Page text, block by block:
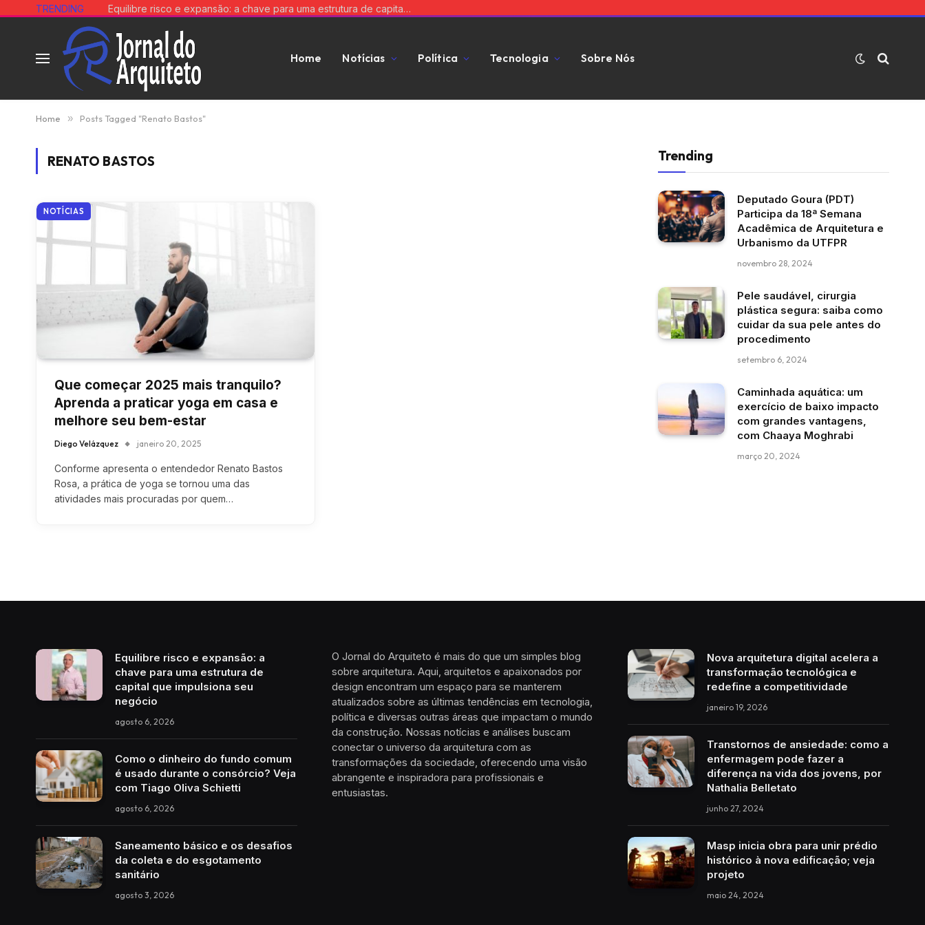
TRENDING Equilibre risco e expansão: a chave para uma estrutura de capital que impulsiona seu negócio
Home Notícias Política Tecnologia Sobre Nós
Home » Posts Tagged "Renato Bastos"
RENATO BASTOS
NOTÍCIAS
Que começar 2025 mais tranquilo?
Aprenda a praticar yoga em casa e
melhore seu bem-estar
Diego Velázquez janeiro 20, 2025
Conforme apresenta o entendedor Renato Bastos
Rosa, a prática de yoga se tornou uma das
atividades mais procuradas por quem…
Trending
Deputado Goura (PDT)
Participa da 18ª Semana
Acadêmica de Arquitetura e
Urbanismo da UTFPR
novembro 28, 2024
Pele saudável, cirurgia
plástica segura: saiba como
cuidar da sua pele antes do
procedimento
setembro 6, 2024
Caminhada aquática: um
exercício de baixo impacto
com grandes vantagens,
com Chaaya Moghrabi
março 20, 2024
Equilibre risco e expansão: a
chave para uma estrutura de
capital que impulsiona seu
negócio
agosto 6, 2026
Como o dinheiro do fundo comum
é usado durante o consórcio? Veja
com Tiago Oliva Schietti
agosto 6, 2026
Saneamento básico e os desafios
da coleta e do esgotamento
sanitário
agosto 3, 2026
O Jornal do Arquiteto é mais do que um simples blog
sobre arquitetura. Aqui, arquitetos e apaixonados por
design encontram um espaço para se manterem
atualizados sobre as últimas tendências em tecnologia,
política e diversas outras áreas que impactam o mundo
da construção. Nossas notícias e análises buscam
conectar o universo da arquitetura com as
transformações da sociedade, oferecendo uma visão
abrangente e inspiradora para profissionais e
entusiastas.
Nova arquitetura digital acelera a
transformação tecnológica e
redefine a competitividade
janeiro 19, 2026
Transtornos de ansiedade: como a
enfermagem pode fazer a
diferença na vida dos jovens, por
Nathalia Belletato
junho 27, 2024
Masp inicia obra para unir prédio
histórico à nova edificação; veja
projeto
maio 24, 2024